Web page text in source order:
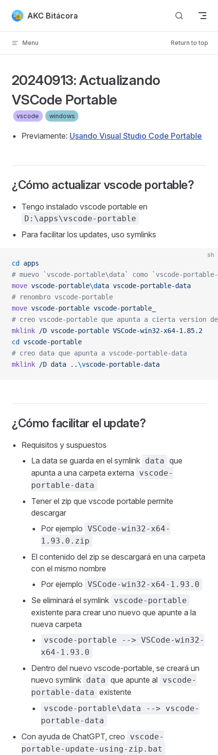
Skip to content
AKC Bitácora
Menu Return to top
20240913: Actualizando
VSCode Portable
vscode windows
Previamente: Usando Visual Studio Code Portable
¿Cómo actualizar vscode portable?
Tengo instalado vscode portable en
D:\apps\vscode-portable
Para facilitar los updates, uso symlinks
sh
cd
apps
# muevo `vscode-portable\data` como `vscode-
move vscode-portable\data vscode-portable-data
# renombro vscode-portable
move vscode-portable vscode-portable_
# creo vscode-portable que apunta a cierta version
mklink /D vscode-portable VSCode-win32-x64-1.85.2
cd
vscode-portable
# creo data que apunta a vscode-portable-data
mklink /D data ..\vscode-portable-data
¿Cómo facilitar el update?
Requisitos y suspuestos
La data se guarda en el symlink data que
apunta a una carpeta externa
vscode-
portable-data
Tener el zip que vscode portable permite
descargar
Por ejemplo VSCode-win32-x64-
1.93.0.zip
El contenido del zip se descargará en una carpeta
con el mismo nombre
Por ejemplo VSCode-win32-x64-1.93.0
Se eliminará el symlink vscode-portable
existente para crear uno nuevo que apunte a la
nueva carpeta
vscode-portable --> VSCode-win32-
x64-1.93.0
Dentro del nuevo vscode-portable, se creará un
nuevo symlink data que apunte al vscode-
portable-data existente
vscode-portable\data --> vscode-
portable-data
Con ayuda de ChatGPT, creo
vscode-
portable-update-using-zip.bat